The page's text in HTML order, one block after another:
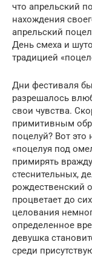
что апрельский
нахождения
апрельский
День смеха и
традицией
Дни фестиваля
разрешалось
свои чувства.
примитивным
поцелуй? Вот
«поцелуя под
примирять
стеснительных,
рождественский
процветает до
целования
определенное
девушка
среди